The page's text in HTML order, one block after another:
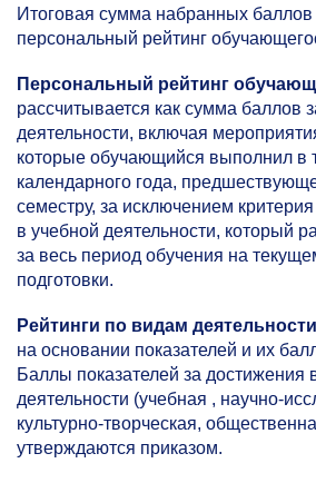
Итоговая сумма набранных баллов
персональный рейтинг
Персональный рейтинг
рассчитывается как сумма баллов
деятельности, включая
которые обучающийся выполнил в
календарного года,
семестру, за исключением
в учебной деятельности, который
за весь период обучения на
подготовки.
Рейтинги по видам деятельности
на основании показателей и их
Баллы показателей за достижения
деятельности (учебная , научно-
культурно-творческая,
утверждаются приказом.